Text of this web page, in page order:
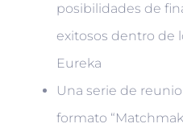
posibilidades de
exitosos dentro de
Eureka
Una serie de
formato